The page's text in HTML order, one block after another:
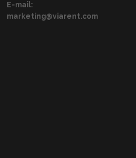
E-mail:
marketing@viarent.com